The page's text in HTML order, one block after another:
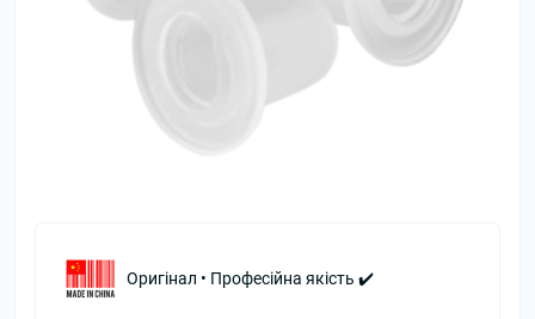
Оригінал • Професійна якість ✔️